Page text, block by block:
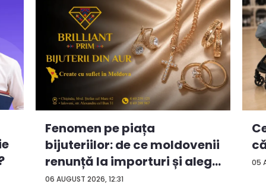
06 AUGUST 2026, 12:31
Fenomen pe piața
bijuteriilor: de ce moldovenii
renunță la importuri și aleg
...
05